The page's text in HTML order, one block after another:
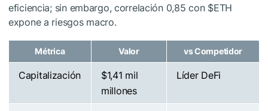
eficiencia; sin embargo, correlación 0,85 con $ETH
expone a riesgos macro.
Métrica Valor vs Competidor
Capitalización
$1,41 mil
millones
Líder DeFi